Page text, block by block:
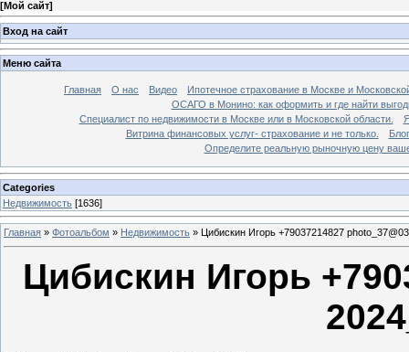
[Мой сайт]
Вход на сайт
Меню сайта
Главная О нас Видео
Ипотечное страхование в Москве и
ОСАГО в Монино: как оформить и где найти
Специалист по недвижимости в Москве или в Московской области.
Витрина финансовых услуг- страхование и не только.
Блог
Определите реальную рыночную цену
Categories
Недвижимость [1636]
Главная » Фотоальбом » Недвижимость » Цибискин Игорь +79037214827
Цибискин Игорь